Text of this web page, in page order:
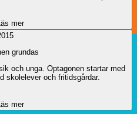
Läs mer
grundas
och unga. Optagonen startar med
skolelever och fritidsgårdar.
mer